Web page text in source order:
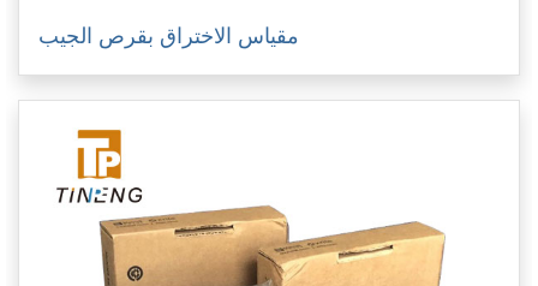
مقياس الاختراق بقرص الجيب